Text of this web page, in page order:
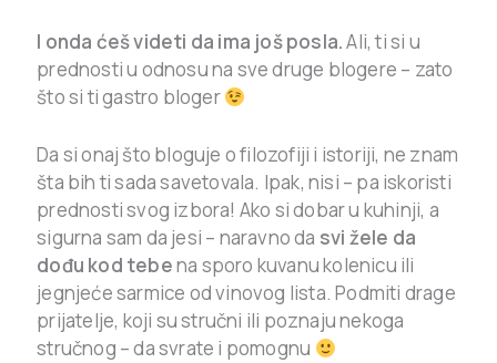
I onda ćeš videti da ima još posla.Ali, ti si u
prednosti u odnosu na sve druge blogere – zato
što si ti gastro bloger
Da si onaj što bloguje o filozofiji i istoriji, ne znam
šta bih ti sada savetovala. Ipak, nisi – pa iskoristi
prednosti svog izbora! Ako si dobar u kuhinji, a
sigurna sam da jesi – naravno da svi žele da
dođu kod tebena sporo kuvanu kolenicu ili
jegnjeće sarmice od vinovog lista. Podmiti drage
prijatelje, koji su stručni ili poznaju nekoga
stručnog – da svrate i pomognu